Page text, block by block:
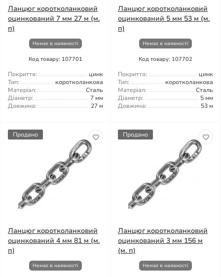
Ланцюг коротколанковий
оцинкований 7 мм 27 м (м.
п)
Немає в наявності
Код товару: 107701
Покриття:
цинк
Тип:
коротколанкова
Матеріал:
Сталь
Діаметр:
7 мм
Довжина:
27 м
Ланцюг коротколанковий
оцинкований 5 мм 53 м (м.
п)
Немає в наявності
Код товару: 107702
Покриття:
цинк
Тип:
коротколанкова
Матеріал:
Сталь
Діаметр:
5 мм
Довжина:
53 м
Продано
Ланцюг коротколанковий
оцинкований 4 мм 81 м (м.
п)
Немає в наявності
Продано
Ланцюг коротколанковий
оцинкований 3 мм 156 м
(м. п)
Немає в наявності